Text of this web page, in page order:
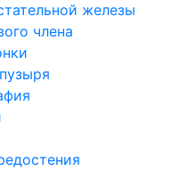
железы
члена